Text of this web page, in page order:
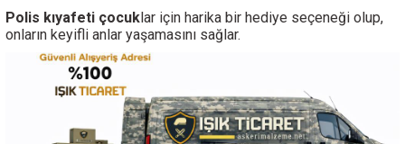
Polis kıyafeti çocuklar için harika bir hediye seçeneği olup,
onların keyifli anlar yaşamasını sağlar.